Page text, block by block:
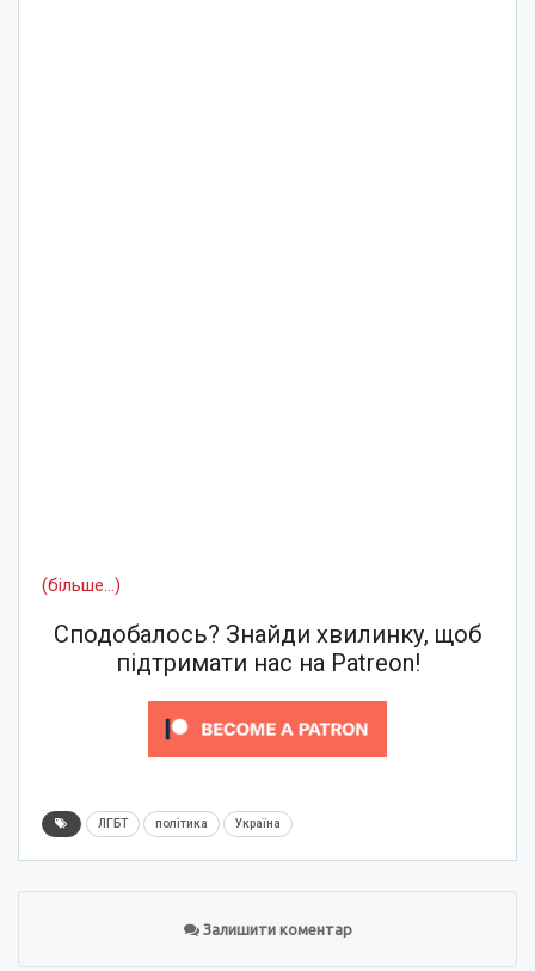
(більше…)
Сподобалось? Знайди хвилинку, щоб
підтримати нас на Patreon!
ЛГБТ політика Україна
Залишити коментар